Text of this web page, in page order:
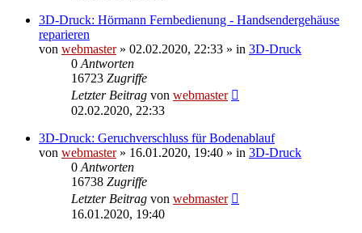
3D-Druck: Hörmann Fernbedienung - Handsendergehäuse
reparieren
von webmaster» 02.02.2020, 22:33 » in 3D-Druck
0 Antworten
16723 Zugriffe
Letzter Beitrag von webmaster
02.02.2020, 22:33
3D-Druck: Geruchverschluss für Bodenablauf
von webmaster» 16.01.2020, 19:40 » in 3D-Druck
0 Antworten
16738 Zugriffe
Letzter Beitrag von webmaster
16.01.2020, 19:40